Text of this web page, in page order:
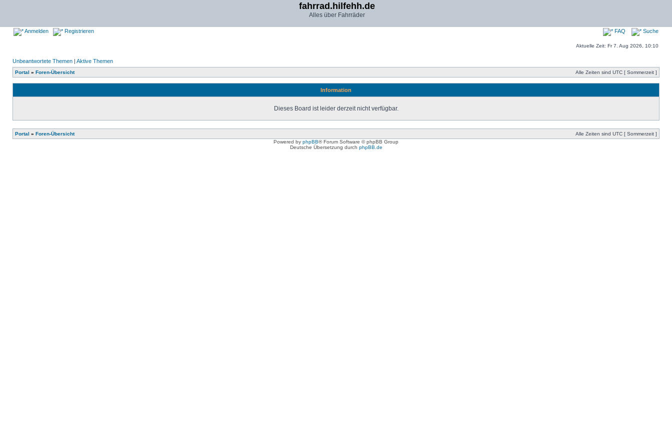
fahrrad.hilfehh.de
Alles über Fahrräder
Anmelden Registrieren FAQ Suche
Aktuelle Zeit: Fr 7. Aug 2026, 10:10
Unbeantwortete Themen | Aktive Themen
Portal » Foren-Übersicht Alle Zeiten sind UTC [ Sommerzeit ]
Information
Dieses Board ist leider derzeit nicht verfügbar.
Portal » Foren-Übersicht
Alle Zeiten sind UTC [ Sommerzeit ]
Powered by phpBB® Forum Software © phpBB Group
Deutsche Übersetzung durch phpBB.de